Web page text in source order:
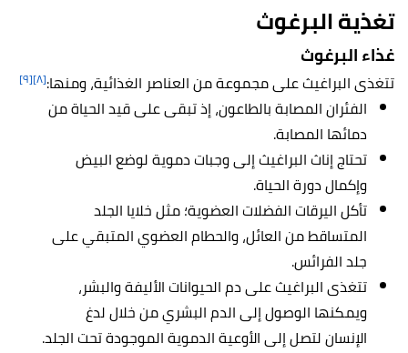
تغذية البرغوث
غذاء البرغوث
تتغذى البراغيث على مجموعة من العناصر الغذائية، ومنها:[٨] [٩]
الفئران المصابة بالطاعون، إذ تبقى على قيد الحياة من
دمائها المصابة.
تحتاج إناث البراغيث إلى وجبات دموية لوضع البيض
وإكمال دورة الحياة.
تأكل اليرقات الفضلات العضوية؛ مثل خلايا الجلد
المتساقط من العائل، والحطام العضوي المتبقي على
جلد الفرائس.
تتغذى البراغيث على دم الحيوانات الأليفة والبشر،
ويمكنها الوصول إلى الدم البشري من خلال لدغ
الإنسان لتصل إلى الأوعية الدموية الموجودة تحت الجلد.